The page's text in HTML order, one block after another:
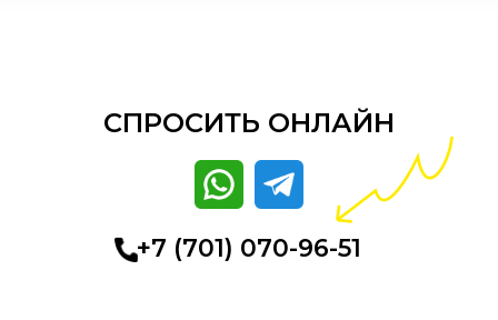
СПРОСИТЬ ОНЛАЙН
+7 (701) 070-96-51